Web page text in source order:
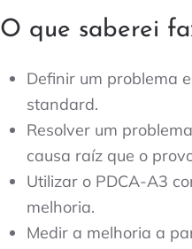
O que saberei
Definir um problema
standard.
Resolver um
causa raíz que o
Utilizar o PDCA-A3
melhoria.
Medir a melhoria a